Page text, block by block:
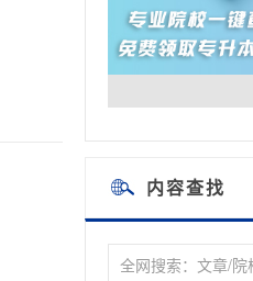
内容查找